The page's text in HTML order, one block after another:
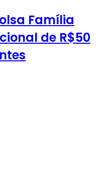
Família
de R$50